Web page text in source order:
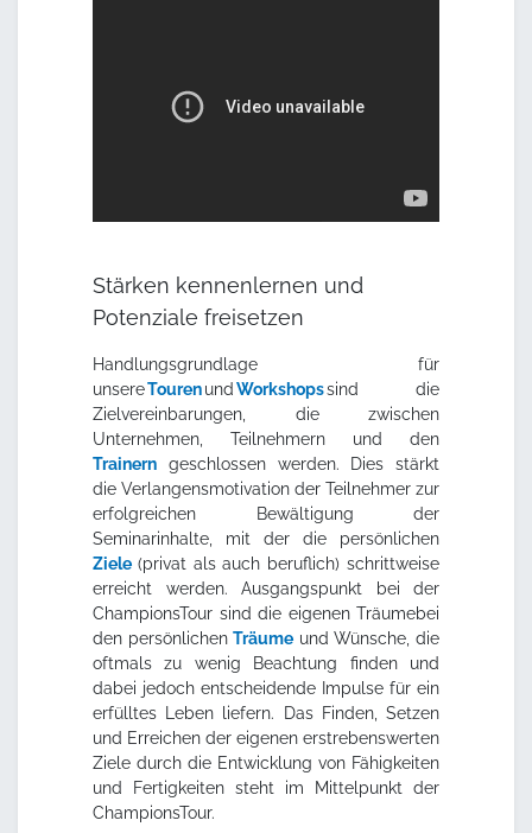
Stärken kennenlernen und
Potenziale freisetzen
Handlungsgrundlage für
unsereTourenund Workshopssind die
Zielvereinbarungen, die zwischen
Unternehmen, Teilnehmern und den
Trainern geschlossen werden. Dies stärkt
die Verlangensmotivation der Teilnehmer zur
erfolgreichen Bewältigung der
Seminarinhalte, mit der die persönlichen
Ziele (privat als auch beruflich) schrittweise
erreicht werden. Ausgangspunkt bei der
ChampionsTour sind die eigenen Träumebei
den persönlichenTräume und Wünsche, die
oftmals zu wenig Beachtung finden und
dabei jedoch entscheidende Impulse für ein
erfülltes Leben liefern. Das Finden, Setzen
und Erreichen der eigenen erstrebenswerten
Ziele durch die Entwicklung von Fähigkeiten
und Fertigkeiten steht im Mittelpunkt der
ChampionsTour.